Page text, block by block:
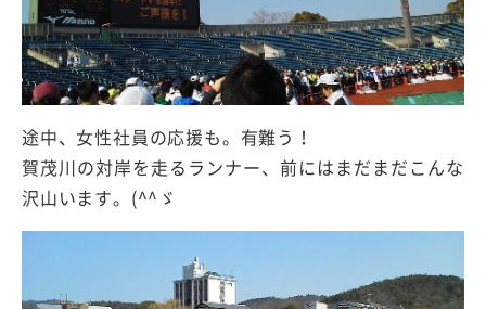
途中、女性社員の応援も。有難う！
賀茂川の対岸を走るランナー、前にはまだまだこんな
沢山います。(^^ゞ